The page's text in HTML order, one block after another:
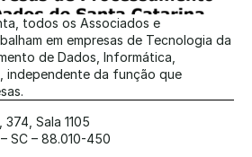
todos os Associados e
em empresas de Tecnologia da
de Dados, Informática,
independente da função que
Sala 1105
SC – 88.010-450